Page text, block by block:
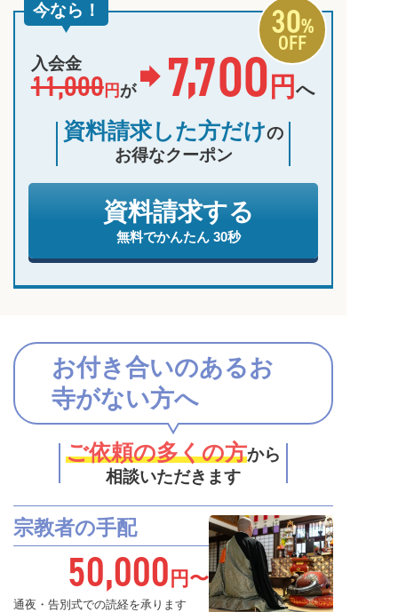
今なら！ 30%
OFF
入会金
11,000円 が 7,700円へ
資料請求した方だけの
お得なクーポン
資料請求する
無料でかんたん 30秒
お付き合いのあるお
寺がない方へ
ご依頼の多くの方から
相談いただきます
宗教者の手配
50,000 円〜
通夜・告別式での読経を承ります